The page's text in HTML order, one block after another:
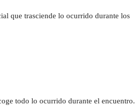
que trasciende lo ocurrido durante los
todo lo ocurrido durante el encuentro.